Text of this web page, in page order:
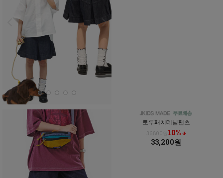
토루패치데님팬츠
36,800원10% ↓
33,200원